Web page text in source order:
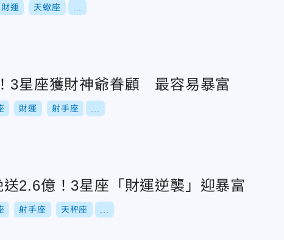
財運 天蠍座
3星座獲財神爺眷顧 最容易暴富
財運 射手座
2.6億！3星座「財運逆襲」迎暴富
射手座 天秤座